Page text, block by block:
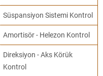
Süspansiyon Sistemi Kontrol
Amortisör - Helezon Kontrol
Direksiyon - Aks Körük
Kontrol